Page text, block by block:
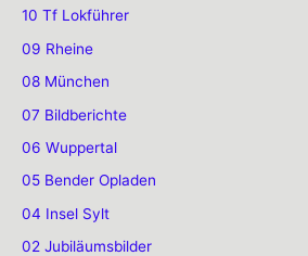
10 Tf Lokführer
09 Rheine
08 München
07 Bildberichte
06 Wuppertal
05 Bender Opladen
04 Insel Sylt
02 Jubiläumsbilder